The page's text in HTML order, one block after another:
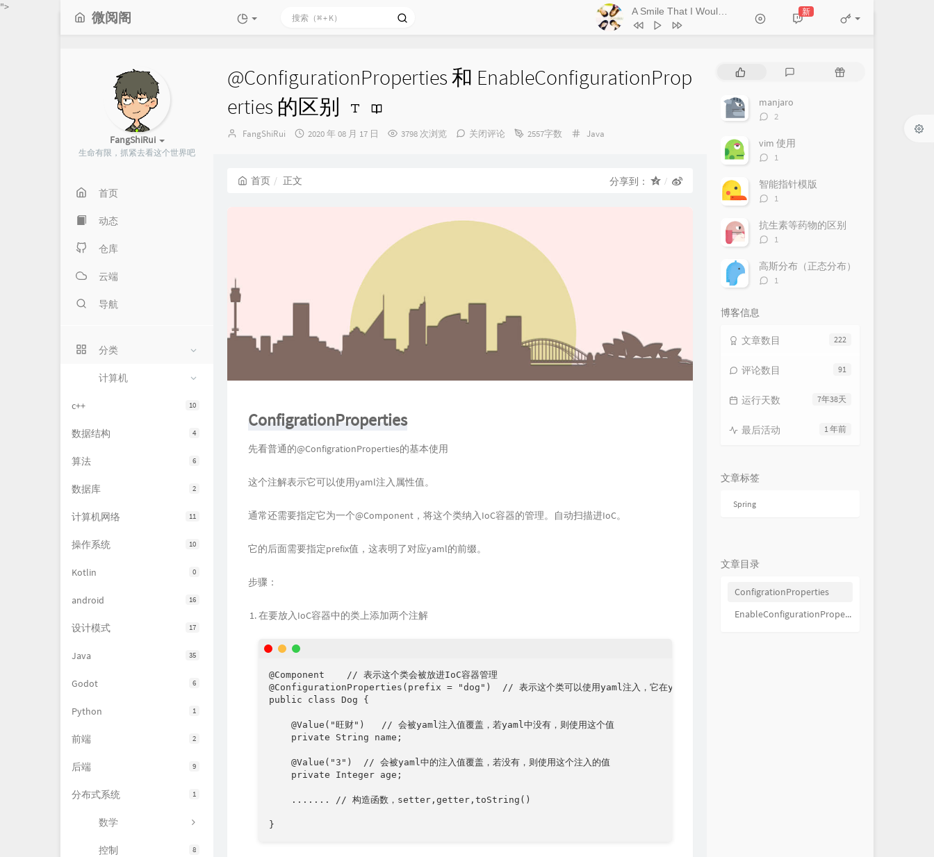
">
微阅阁
- Kitti Kuremanee
1
Ticket (Day Trip)
Kitti Kuremanee
Old Chinese Song
刘昊霖
Tom Rosenthal
情人知己
黄灰红
新
FangShiRui
生命有限，抓紧去看这个世界吧
首页
动态
仓库
云端
导航
分类
计算机
10
c++
4
数据结构
6
算法
2
数据库
11
计算机网络
10
操作系统
0
Kotlin
16
android
17
设计模式
35
Java
6
Godot
1
Python
2
前端
9
后端
1
分布式系统
数学
8
控制
@ConfigurationProperties 和 EnableConfigurationProp
erties 的区别
博
FangShiRui
发
2020 年 08 月 17 日 3798 次浏览 关闭评论 2557字数
分
Java
首页 正文 分享到：
ConfigrationProperties
先看普通的@ConfigrationProperties的基本使用
这个注解表示它可以使用yaml注入属性值。
通常还需要指定它为一个@Component，将这个类纳入IoC容器的管理。自动扫描进IoC。
它的后面需要指定prefix值，这表明了对应yaml的前缀。
步骤：
在要放入IoC容器中的类上添加两个注解
@Component    // 表示这个类会被放进IoC容器管理
@ConfigurationProperties(prefix = "dog")  // 表示这个类可以使用yaml注入，它在yaml中的名字为dog
public class Dog {
@Value("旺财")   // 会被yaml注入值覆盖，若yaml中没有，则使用这个值
private String name;
@Value("3")  // 会被yaml中的注入值覆盖，若没有，则使用这个注入的值
private Integer age;
....... // 构造函数，setter,getter,toString()
}
随
manjaro
评
数：
2
vim 使用
评
数：
1
智能指针模版
评
数：
1
抗生素等药物的区别
评
数：
1
高斯分布（正态分布）
评1
博客信息
222
文章数目
91
评论数目
7年38天
运行天数
1 年前
最后活动
文章标签
Spring
文章目录
ConfigrationProperties
EnableConfigurationProperties